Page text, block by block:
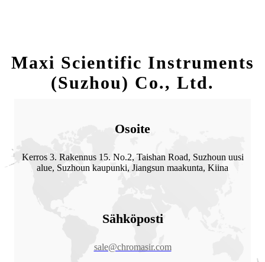
Maxi Scientific Instruments
(Suzhou) Co., Ltd.
Osoite
Kerros 3. Rakennus 15. No.2, Taishan Road, Suzhoun uusi
alue, Suzhoun kaupunki, Jiangsun maakunta, Kiina
Sähköposti
sale@chromasir.com